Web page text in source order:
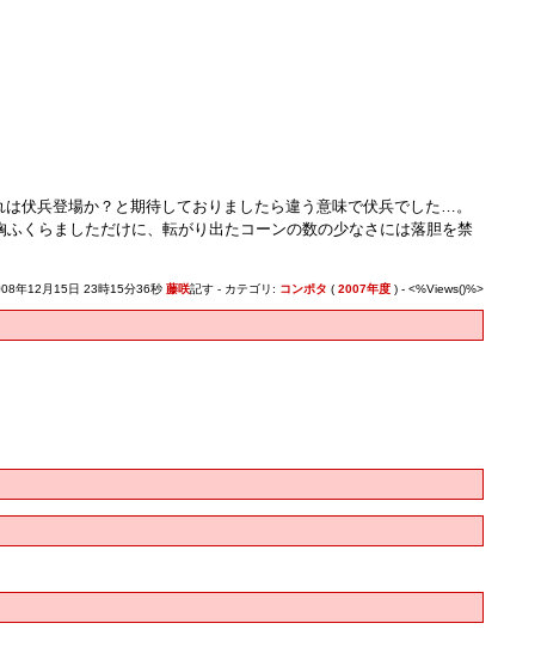
伏兵登場か？と期待しておりましたら違う意味で伏兵でした…。
くらましただけに、転がり出たコーンの数の少なさには落胆を禁
年12月15日 23時15分36秒 藤咲記す - カテゴリ: コンポタ ( 2007年度) - <%Views()%>